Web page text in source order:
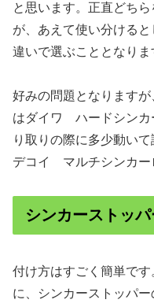
と思います。正直どち
が、あえて使い分ける
違いで選ぶこととなりま
好みの問題となります
はダイワ ハードシンカ
り取りの際に多少動い
デコイ マルチシンカー
シンカーストッ
付け方はすごく簡単で
に、シンカーストッパ